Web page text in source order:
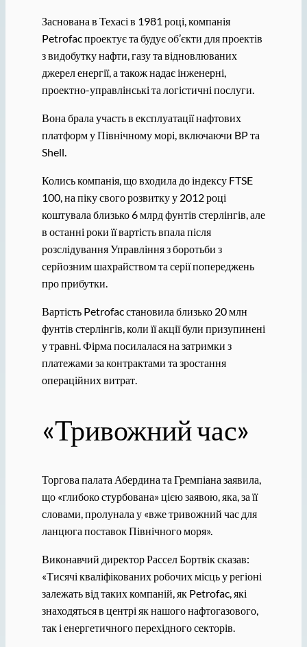
Заснована в Техасі в 1981 році, компанія
Petrofac проектує та будує об’єкти для проектів
з видобутку нафти, газу та відновлюваних
джерел енергії, а також надає інженерні,
проектно-управлінські та логістичні послуги.
Вона брала участь в експлуатації нафтових
платформ у Північному морі, включаючи BP та
Shell.
Колись компанія, що входила до індексу FTSE
100, на піку свого розвитку у 2012 році
коштувала близько 6 млрд фунтів стерлінгів, але
в останні роки її вартість впала після
розслідування Управління з боротьби з
серйозним шахрайством та серії попереджень
про прибутки.
Вартість Petrofac становила близько 20 млн
фунтів стерлінгів, коли її акції були призупинені
у травні. Фірма посилалася на затримки з
платежами за контрактами та зростання
операційних витрат.
«Тривожний час»
Торгова палата Абердина та Гремпіана заявила,
що «глибоко стурбована» цією заявою, яка, за її
словами, пролунала у «вже тривожний час для
ланцюга поставок Північного моря».
Виконавчий директор Рассел Бортвік сказав:
«Тисячі кваліфікованих робочих місць у регіоні
залежать від таких компаній, як Petrofac, які
знаходяться в центрі як нашого нафтогазового,
так і енергетичного перехідного секторів.